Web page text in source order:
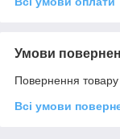
Умови
Повернення
Всі умови